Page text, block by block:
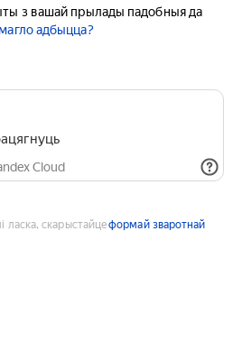
з вашай прылады падобныя да
адбыцца?
Cloud
ласка, скарыстайцеформай зваротнай